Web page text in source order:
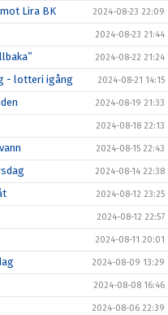
Lira BK 2024-08-23 22:09
2024-08-23 21:44
2024-08-22 21:24
- lotteri igång 2024-08-21 14:15
2024-08-19 21:33
2024-08-18 22:13
2024-08-15 22:43
2024-08-14 22:38
2024-08-12 23:25
2024-08-12 22:57
2024-08-11 20:01
2024-08-09 13:29
2024-08-08 16:46
2024-08-06 22:39